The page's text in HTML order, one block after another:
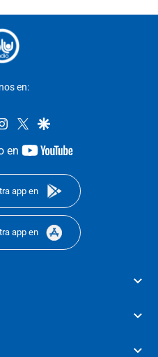
en:
instagram
twittergoogle
en
youtube-
app en
app en